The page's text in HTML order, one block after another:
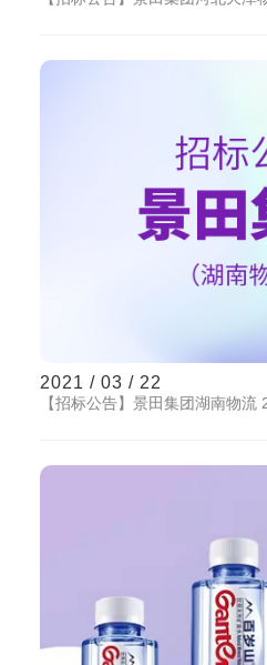
2021 / 03 / 22
【招标公告】景田集团湖南物流